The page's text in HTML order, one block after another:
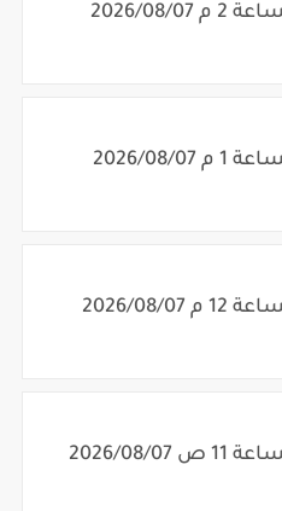
08/07
08/07
08/07
08/07